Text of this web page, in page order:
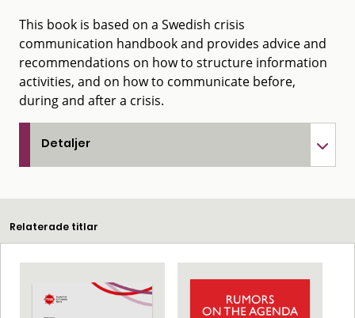
This book is based on a Swedish crisis
communication handbook and provides advice and
recommendations on how to structure information
activities, and on how to communicate before,
during and after a crisis.
Detaljer
Relaterade titlar